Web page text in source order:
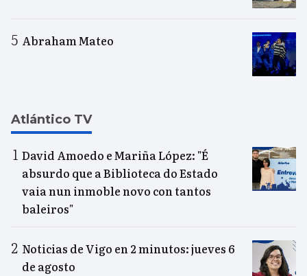
Abraham Mateo
Atlántico TV
David Amoedo e Mariña López: "É
absurdo que a Biblioteca do Estado
vaia nun inmoble novo con tantos
baleiros"
Noticias de Vigo en 2 minutos: jueves 6
de agosto